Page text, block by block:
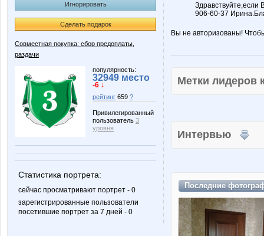
Игнорировать
Сделать подарок
Совместная покупка: сбор предоплаты,
раздачи
популярность:
32949 место
-6 ↓
рейтинг 659 ?
Привилегированный
пользователь 3
уровня
Статистика портрета:
сейчас просматривают портрет - 0
зарегистрированные пользователи
посетившие портрет за 7 дней - 0
906-60-37
Вы не авторизованы!
Метки
Интервью
Последние